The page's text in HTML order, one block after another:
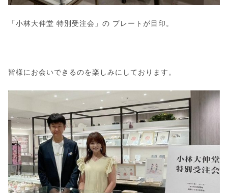
「小林大伸堂 特別受注会」の プレートが目印。
皆様にお会いできるのを楽しみにしております。